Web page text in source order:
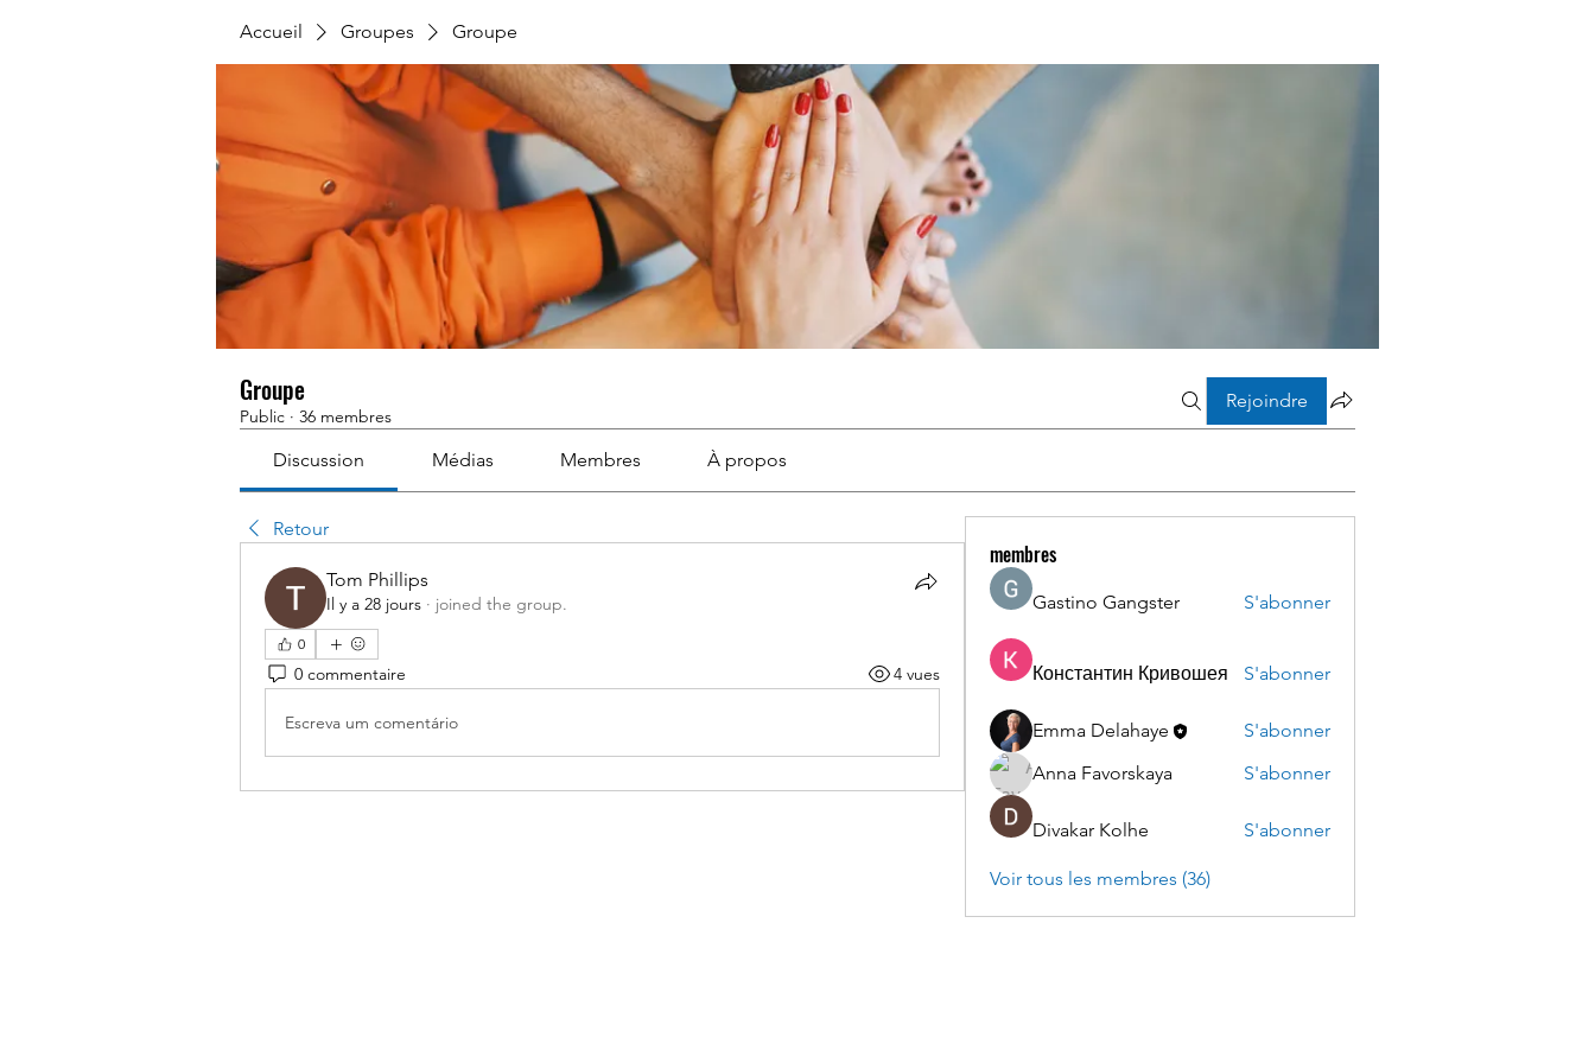
Accueil Groupes Groupe
Groupe
Public · 36 membres
Rejoindre
Discussion Médias Membres À propos
Retour
Tom Phillips
Il y a 28 jours · joined the group.
0
0 commentaire 4 vues
Escreva um comentário
membres
Gastino Gangster S'abonner
Константин Кривошея S'abonner
Emma Delahaye
S'abonner
Anna Favorskaya
S'abonner
Divakar Kolhe S'abonner
Voir tous les membres (36)